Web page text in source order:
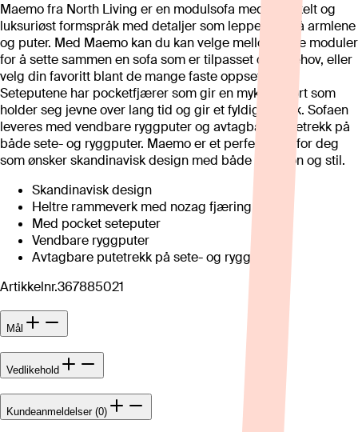
Maemo fra North Living er en modulsofa med et enkelt og
luksuriøst formspråk med detaljer som leppesøm på armlene
og puter. Med Maemo kan du kan velge mellom ulike moduler
for å sette sammen en sofa som er tilpasset dine behov, eller
velg din favoritt blant de mange faste oppsettene.
Seteputene har pocketfjærer som gir en myk komfort som
holder seg jevne over lang tid og gir et fyldig uttrykk. Sofaen
leveres med vendbare ryggputer og avtagbare putetrekk på
både sete- og ryggputer. Maemo er et perfekt valg for deg
som ønsker skandinavisk design med både funksjon og stil.
Skandinavisk design
Heltre rammeverk med nozag fjæring
Med pocket seteputer
Vendbare ryggputer
Avtagbare putetrekk på sete- og ryggputer
Artikkelnr.367885021
Mål
Vedlikehold
Kundeanmeldelser (0)